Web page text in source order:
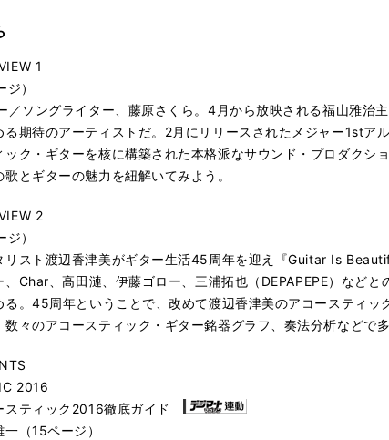
1
）
／ソングライター、藤原さくら。4月から放映される福山雅治
る期待のアーティストだ。2月にリリースされたメジャー1st
ック・ギターを核に構築された本格派なサウンド・プロダク
とギターの魅力を紐解いてみよう。
2
）
リスト渡辺香津美がギター生活45周年を迎え『Guitar Is
Char、高田漣、伊藤ゴロー、三浦拓也（DEPAPEPE）など
る。45周年ということで、改めて渡辺香津美のアコースティ
数々のアコースティック・ギター銘器グラフ、奏法分析などで
2016
スティック2016徹底ガイド
（15ページ）